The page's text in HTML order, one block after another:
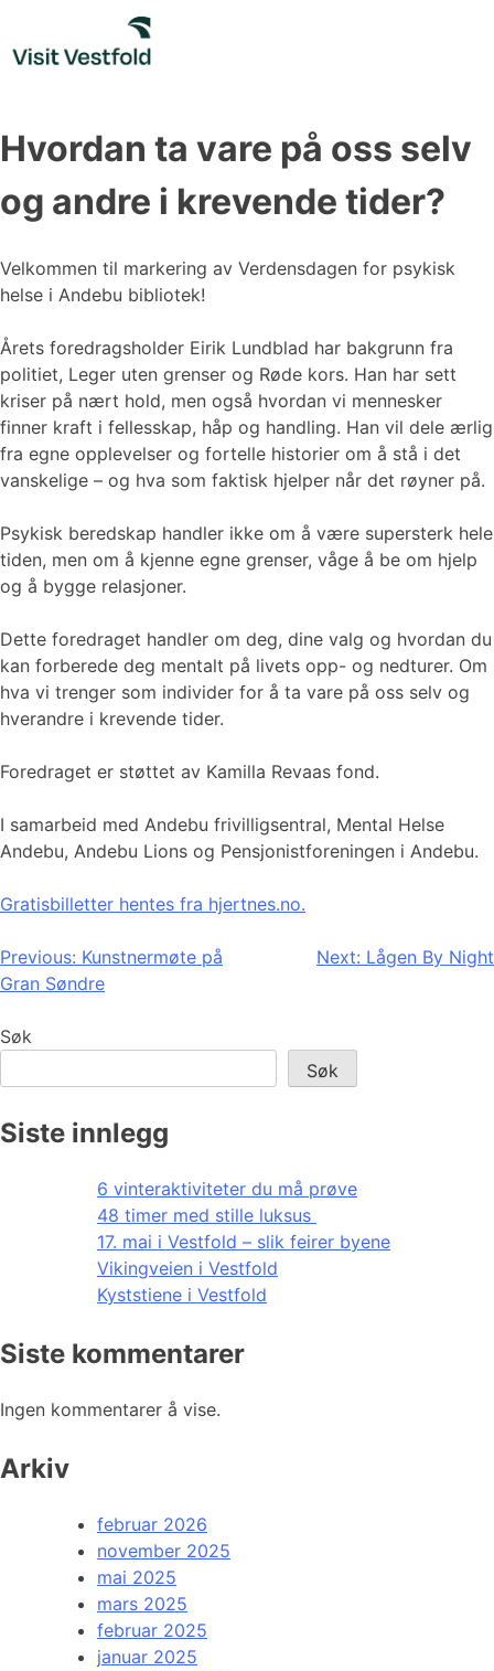
content
Hvordan ta vare på oss selv
og andre i krevende tider?
Velkommen til markering av Verdensdagen for psykisk
helse i Andebu bibliotek!
Årets foredragsholder Eirik Lundblad har bakgrunn fra
politiet, Leger uten grenser og Røde kors. Han har sett
kriser på nært hold, men også hvordan vi mennesker
finner kraft i fellesskap, håp og handling. Han vil dele ærlig
fra egne opplevelser og fortelle historier om å stå i det
vanskelige – og hva som faktisk hjelper når det røyner på.
Psykisk beredskap handler ikke om å være supersterk hele
tiden, men om å kjenne egne grenser, våge å be om hjelp
og å bygge relasjoner.
Dette foredraget handler om deg, dine valg og hvordan du
kan forberede deg mentalt på livets opp- og nedturer. Om
hva vi trenger som individer for å ta vare på oss selv og
hverandre i krevende tider.
Foredraget er støttet av Kamilla Revaas fond.
I samarbeid med Andebu frivilligsentral, Mental Helse
Andebu, Andebu Lions og Pensjonistforeningen i Andebu.
Gratisbilletter hentes fra hjertnes.no.
Innleggsnavigasjon
Previous: Kunstnermøte på
Gran Søndre
Next: Lågen By Night
Søk
Søk
Siste innlegg
6 vinteraktiviteter du må prøve
48 timer med stille luksus
17. mai i Vestfold – slik feirer byene
Vikingveien i Vestfold
Kyststiene i Vestfold
Siste kommentarer
Ingen kommentarer å vise.
Arkiv
februar 2026
november 2025
mai 2025
mars 2025
februar 2025
januar 2025